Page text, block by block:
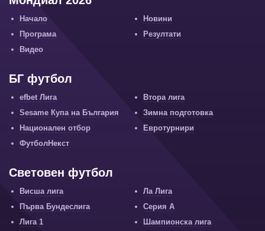
Начало
Новини
Програма
Резултати
Видео
БГ футбол
efbet Лига
Втора лига
Sesame Купа на България
Зимна подготовка
Национален отбор
Евротурнири
ФутболНекст
Световен футбол
Висша лига
Ла Лига
Първа Бундеслига
Серия А
Лига 1
Шампионска лига